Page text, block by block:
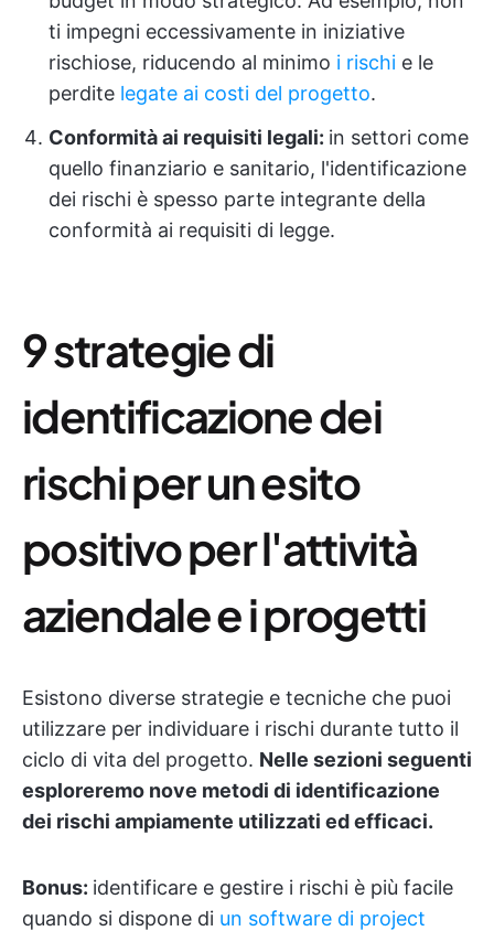
ti impegni eccessivamente in iniziative
rischiose, riducendo al minimo i rischi e le
perdite legate ai costi del progetto.
Conformità ai requisiti legali: in settori come
quello finanziario e sanitario, l'identificazione
dei rischi è spesso parte integrante della
conformità ai requisiti di legge.
9 strategie di
identificazione dei
rischi per un esito
positivo per l'attività
aziendale e i progetti
Esistono diverse strategie e tecniche che puoi
utilizzare per individuare i rischi durante tutto il
ciclo di vita del progetto. Nelle sezioni seguenti
esploreremo nove metodi di identificazione
dei rischi ampiamente utilizzati ed efficaci.
Bonus: identificare e gestire i rischi è più facile
quando si dispone di un software di project